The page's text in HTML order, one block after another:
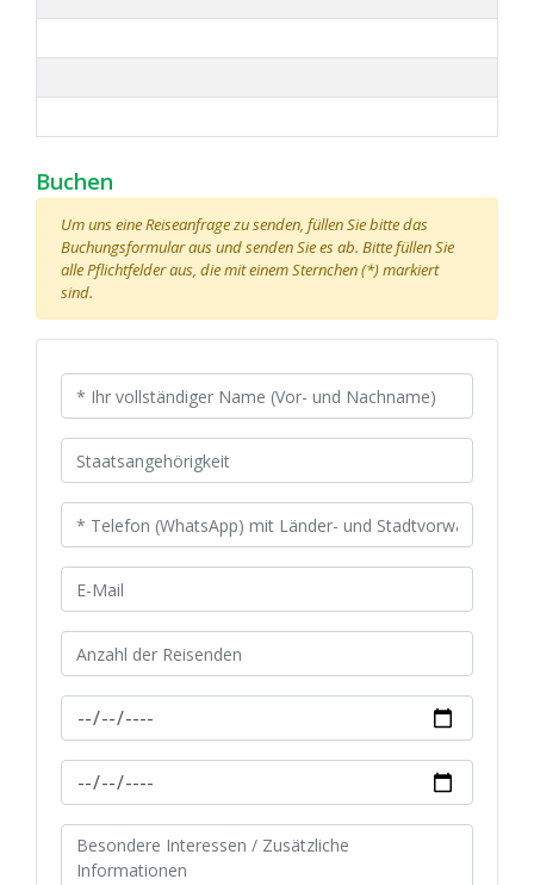
Buchen
Um uns eine Reiseanfrage zu senden, füllen Sie bitte das
Buchungsformular aus und senden Sie es ab. Bitte füllen Sie
alle Pflichtfelder aus, die mit einem Sternchen (*) markiert
sind.